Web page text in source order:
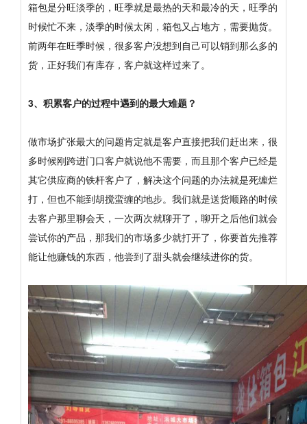
箱包是分旺淡季的，旺季就是最热的天和最冷的天，旺季的
时候忙不来，淡季的时候太闲，箱包又占地方，需要抛货。
前两年在旺季时候，很多客户没想到自己可以销到那么多的
货，正好我们有库存，客户就这样过来了。
3、积累客户的过程中遇到的最大难题？
做市场扩张最大的问题肯定就是客户直接把我们赶出来，很
多时候刚跨进门口客户就说他不需要，而且那个客户已经是
其它供应商的铁杆客户了，解决这个问题的办法就是死缠烂
打，但也不能到胡搅蛮缠的地步。我们就是送货顺路的时候
去客户那里聊会天，一次两次就聊开了，聊开之后他们就会
尝试你的产品，那我们的市场多少就打开了，你要首先推荐
能让他赚钱的东西，他尝到了甜头就会继续进你的货。